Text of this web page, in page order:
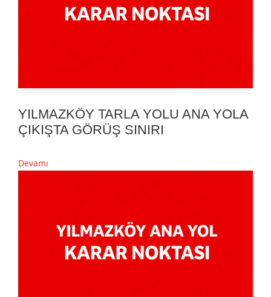
YILMAZKÖY TARLA YOLU ANA YOLA
ÇIKIŞTA GÖRÜŞ SINIRI
Devamı